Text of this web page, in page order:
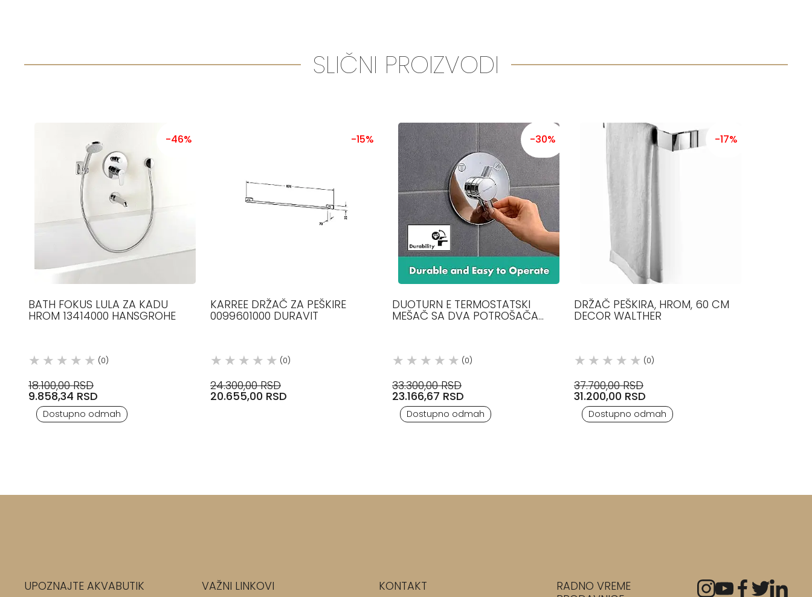
SLIČNI PROIZVODI
-46%
BATH FOKUS LULA ZA KADU
HROM 13414000 HANSGROHE
(0)
18.100,00 RSD
9.858,34 RSD
Dostupno odmah
-15%
KARREE DRŽAČ ZA PEŠKIRE
0099601000 DURAVIT
(0)
24.300,00 RSD
20.655,00 RSD
-30%
DUOTURN E TERMOSTATSKI
MEŠAČ SA DVA POTROŠAČA
(0)
33.300,00 RSD
23.166,67 RSD
Dostupno odmah
-17%
DRŽAČ PEŠKIRA, HROM, 60 CM
DECOR WALTHER
(0)
37.700,00 RSD
31.200,00 RSD
Dostupno odmah
UPOZNAJTE AKVABUTIK VAŽNI LINKOVI KONTAKT
RADNO VREME